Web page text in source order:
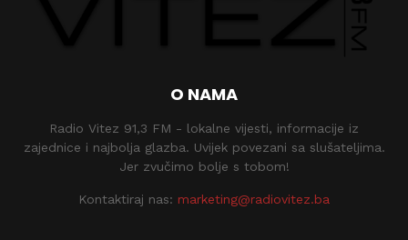
O NAMA
Radio Vitez 91,3 FM - lokalne vijesti, informacije iz
zajednice i najbolja glazba. Uvijek povezani sa slušateljima.
Jer zvučimo bolje s tobom!
Kontaktiraj nas: marketing@radiovitez.ba